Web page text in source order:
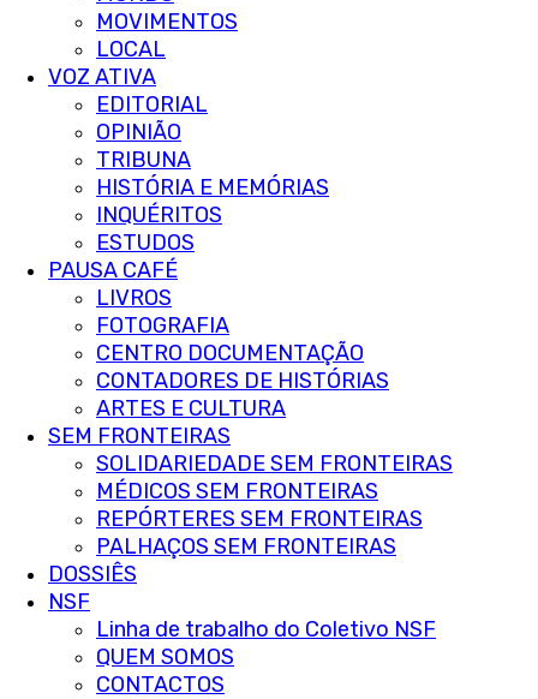
MOVIMENTOS
LOCAL
VOZ ATIVA
EDITORIAL
OPINIÃO
TRIBUNA
HISTÓRIA E MEMÓRIAS
INQUÉRITOS
ESTUDOS
PAUSA CAFÉ
LIVROS
FOTOGRAFIA
CENTRO DOCUMENTAÇÃO
CONTADORES DE HISTÓRIAS
ARTES E CULTURA
SEM FRONTEIRAS
SOLIDARIEDADE SEM FRONTEIRAS
MÉDICOS SEM FRONTEIRAS
REPÓRTERES SEM FRONTEIRAS
PALHAÇOS SEM FRONTEIRAS
DOSSIÊS
NSF
Linha de trabalho do Coletivo NSF
QUEM SOMOS
CONTACTOS